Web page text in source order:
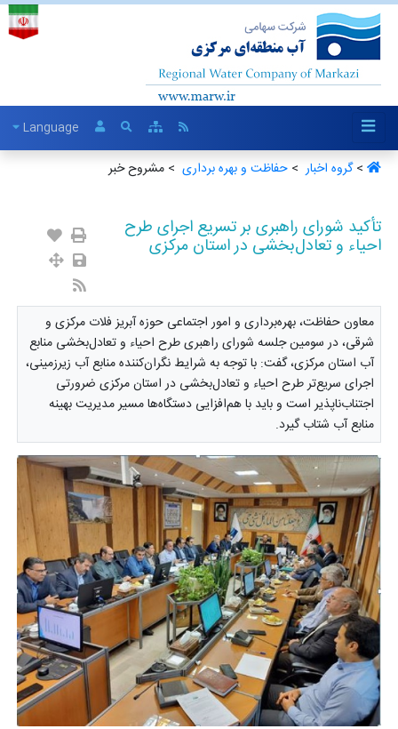
Language
>گروه اخبار ‏ >حفاظت و بهره برداری ‏ > مشروح خبر
تأکید شورای راهبری بر تسریع اجرای طرح
احیاء و تعادل‌بخشی در استان مرکزی
معاون حفاظت، بهره‌برداری و امور اجتماعی حوزه آبریز فلات مرکزی و
شرقی، در سومین جلسه شورای راهبری طرح احیاء و تعادل‌بخشی منابع
آب استان مرکزی، گفت: با توجه به شرایط نگران‌کننده منابع آب زیرزمینی،
اجرای سریع‌تر طرح احیاء و تعادل‌بخشی در استان مرکزی ضرورتی
اجتناب‌ناپذیر است و باید با هم‌افزایی دستگاه‌ها مسیر مدیریت بهینه
منابع آب شتاب گیرد.